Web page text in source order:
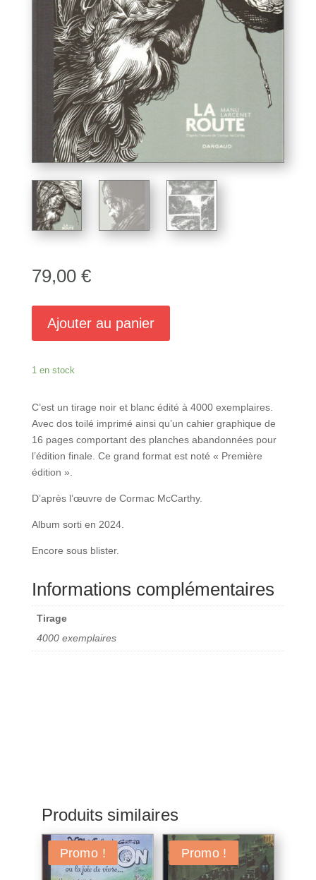
79,00 €
Ajouter au panier
1 en stock
C’est un tirage noir et blanc édité à 4000 exemplaires.
Avec dos toilé imprimé ainsi qu’un cahier graphique de
16 pages comportant des planches abandonnées pour
l’édition finale. Ce grand format est noté « Première
édition ».
D’après l’œuvre de Cormac McCarthy.
Album sorti en 2024.
Encore sous blister.
Informations complémentaires
Tirage
4000 exemplaires
Produits similaires
Promo ! Promo !